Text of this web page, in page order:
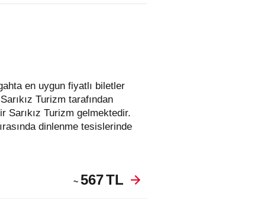
Turizm tarafından
Sarıkız Turizm gelmektedir.
dinlenme tesislerinde
~ 567TL